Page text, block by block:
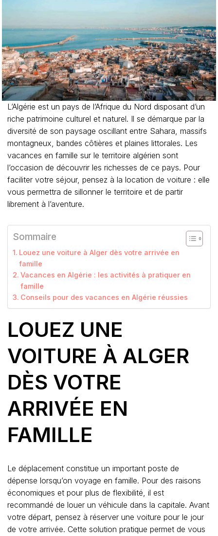
L’Algérie est un pays de l’Afrique du Nord disposant d’un
riche patrimoine culturel et naturel. Il se démarque par la
diversité de son paysage oscillant entre Sahara, massifs
montagneux, bandes côtières et plaines littorales. Les
vacances en famille sur le territoire algérien sont
l’occasion de découvrir les richesses de ce pays. Pour
faciliter votre séjour, pensez à la location de voiture : elle
vous permettra de sillonner le territoire et de partir
librement à l’aventure.
Sommaire
Louez une voiture à Alger dès votre arrivée en
famille
Vacances en Algérie : les activités à pratiquer en
famille
Conseils pour des vacances en Algérie réussies
LOUEZ UNE
VOITURE À ALGER
DÈS VOTRE
ARRIVÉE EN
FAMILLE
Le déplacement constitue un important poste de
dépense lorsqu’on voyage en famille. Pour des raisons
économiques et pour plus de flexibilité, il est
recommandé de louer un véhicule dans la capitale. Avant
votre départ, pensez à réserver une voiture pour le jour
de votre arrivée. Cette solution pratique permet de vous